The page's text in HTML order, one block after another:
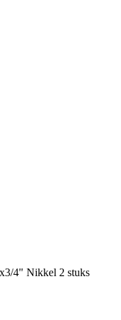
4" Nikkel 2 stuks